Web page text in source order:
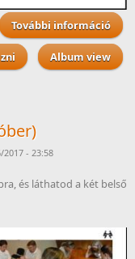
További információ 8.
Album view
2017 - 23:58
és láthatod a két belső